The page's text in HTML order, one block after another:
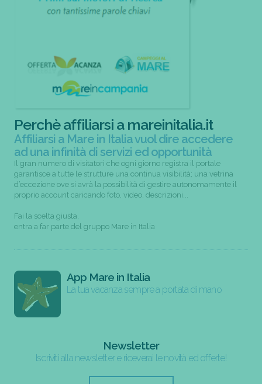
Perchè affiliarsi a mareinitalia.it
Affiliarsi a Mare in Italia vuol dire accedere
ad una infinità di servizi ed opportunità
Il gran numero di visitatori che ogni giorno registra il portale
garantisce a tutte le strutture una continua visibilità; una vetrina
d’eccezione ove si avrà la possibilità di gestire autonomamente il
proprio account caricando foto, video, descrizioni...
Fai la scelta giusta,
entra a far parte del gruppo Mare in Italia
App Mare in Italia
La tua vacanza sempre a portata di mano
Newsletter
Iscriviti alla newsletter e riceverai le novità ed offerte!